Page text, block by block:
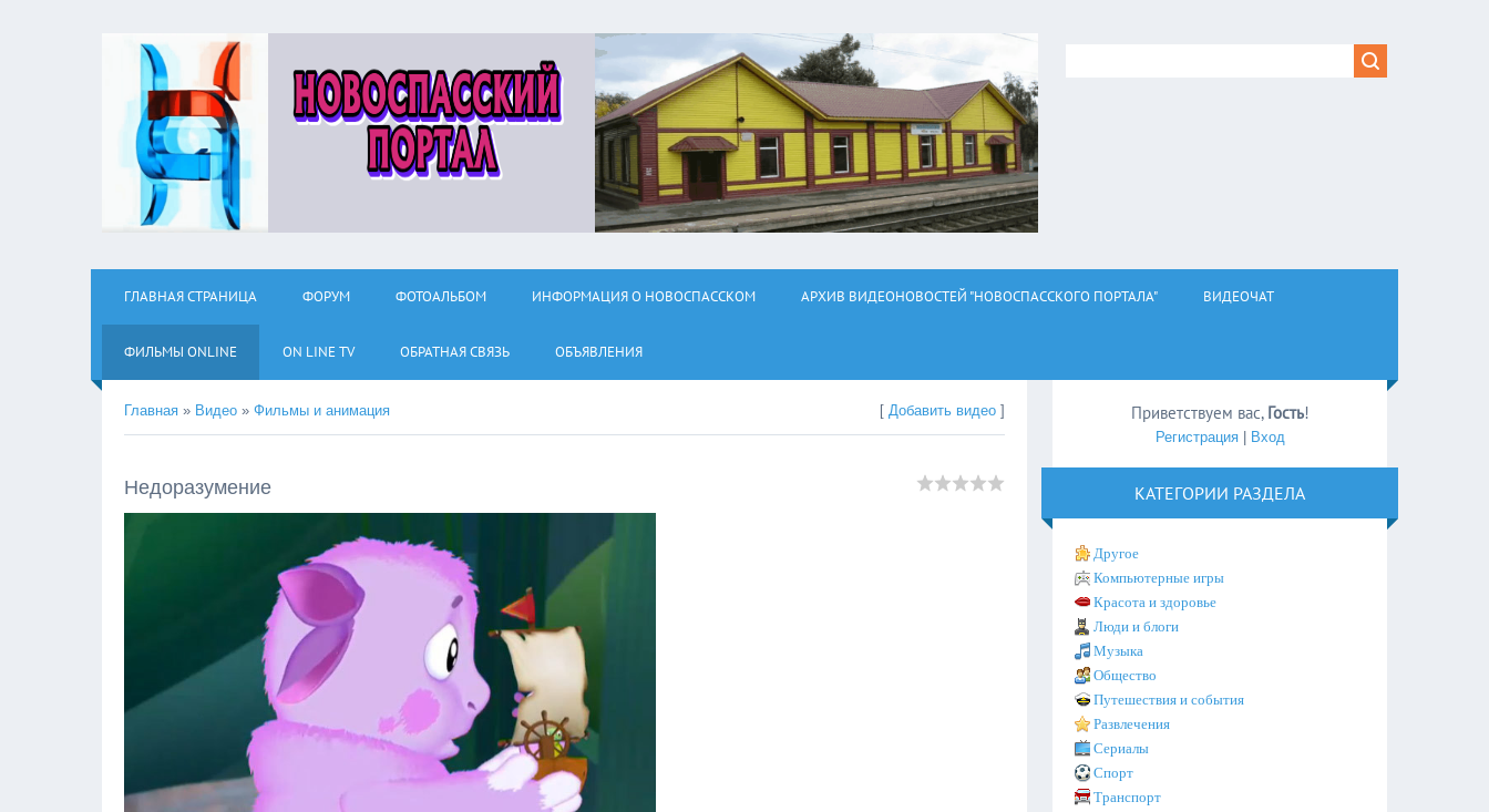
ГЛАВНАЯ СТРАНИЦА ФОРУМ ФОТОАЛЬБОМ ИНФОРМАЦИЯ О НОВОСПАССКОМ АРХИВ ВИДЕОНОВОСТЕЙ "НОВОСПАССКОГО ПОРТАЛА" ВИДЕОЧАТ
ФИЛЬМЫ ОNLINE ON LINE TV ОБРАТНАЯ СВЯЗЬ ОБЪЯВЛЕНИЯ
Главная » Видео » Фильмы и анимация [Добавить видео ]
Недоразумение
Приветствуем вас, Гость!
Регистрация| Вход
КАТЕГОРИИ РАЗДЕЛА
Другое
Компьютерные игры
Красота и здоровье
Люди и блоги
Музыка
Общество
Путешествия и события
Развлечения
Сериалы
Спорт
Транспорт